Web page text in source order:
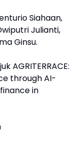
Siahaan,
Julianti,
Ginsu.
AGRITERRACE:
through AI-
in